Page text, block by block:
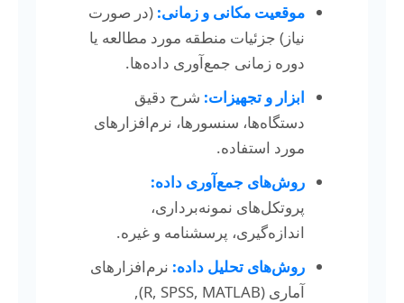
موقعیت مکانی و زمانی: (در صورت
نیاز) جزئیات منطقه مورد مطالعه یا
دوره زمانی جمع‌آوری داده‌ها.
ابزار و تجهیزات: شرح دقیق
دستگاه‌ها، سنسورها، نرم‌افزارهای
مورد استفاده.
روش‌های جمع‌آوری داده:
پروتکل‌های نمونه‌برداری،
اندازه‌گیری، پرسشنامه و غیره.
روش‌های تحلیل داده: نرم‌افزارهای
آماری (R, SPSS, MATLAB),